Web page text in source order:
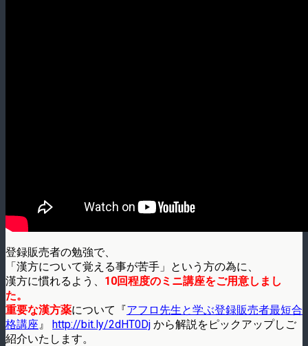
登録販売者の勉強で、
「漢方について覚える事が苦手」という方の為に、
漢方に慣れるよう、 10回程度のミニ講座をご用意しまし
た。
重要な漢方薬について『アフロ先生と学ぶ登録販売者最短合
格講座』 http://bit.ly/2dHT0Dj から解説をピックアップしご
紹介いたします。